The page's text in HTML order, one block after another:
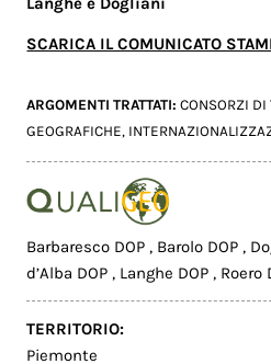
SCARICA IL COMUNICATO
ARGOMENTI TRATTATI:CONSORZI DI
GEOGRAFICHE,
Barbaresco DOP, Barolo DOP,
d’Alba DOP, Langhe DOP, Roero
TERRITORIO:
Piemonte